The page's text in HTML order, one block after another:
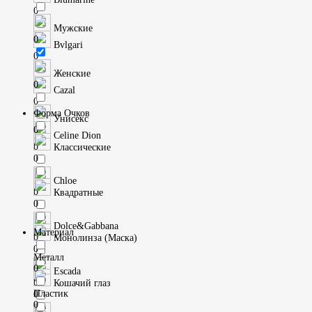
0
Bvlgari
0
Cazal
0
Celine Dion
0
Chloe
0
Dolce&Gabbana
0
Escada
0
Мужские
0
Женские
0
Унисекс
0
Форма Очков
Классические
0
Квадратные
0
Монолинза (Маска)
0
Кошачий глаз
0
Материал
Металл
0
Пластик
0